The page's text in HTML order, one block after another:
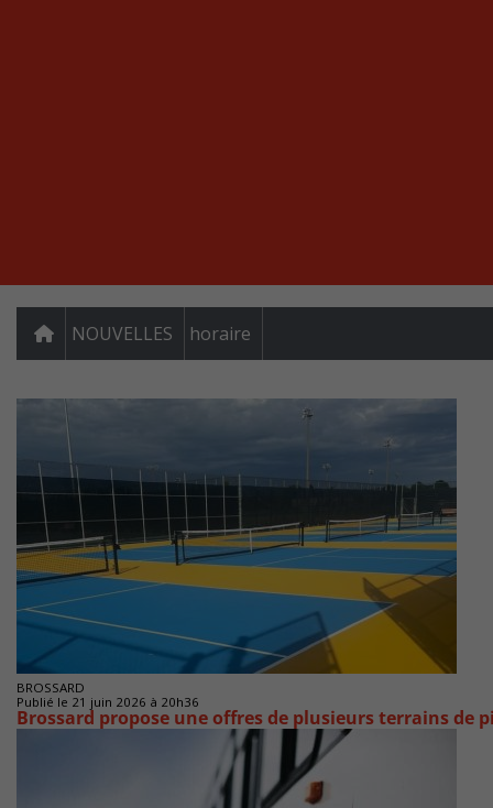
NOUVELLES horaire
BROSSARD
Publié le 21 juin 2026 à 20h36
Brossard propose une offres de plusieurs terrains de